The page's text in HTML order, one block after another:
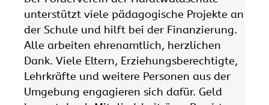
unterstützt viele pädagogische Projekte an
der Schule und hilft bei der Finanzierung.
Alle arbeiten ehrenamtlich, herzlichen
Dank. Viele Eltern, Erziehungsberechtigte,
Lehrkräfte und weitere Personen aus der
Umgebung engagieren sich dafür. Geld